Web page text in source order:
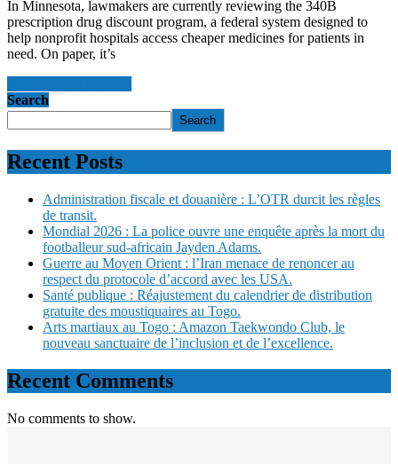
In Minnesota, lawmakers are currently reviewing the 340B
prescription drug discount program, a federal system designed to
help nonprofit hospitals access cheaper medicines for patients in
need. On paper, it’s
Search
Search
Recent Posts
Administration fiscale et douanière : L’OTR durcit les règles
de transit.
Mondial 2026 : La police ouvre une enquête après la mort du
footballeur sud-africain Jayden Adams.
Guerre au Moyen Orient : l’Iran menace de renoncer au
respect du protocole d’accord avec les USA.
Santé publique : Réajustement du calendrier de distribution
gratuite des moustiquaires au Togo.
Arts martiaux au Togo : Amazon Taekwondo Club, le
nouveau sanctuaire de l’inclusion et de l’excellence.
Recent Comments
No comments to show.